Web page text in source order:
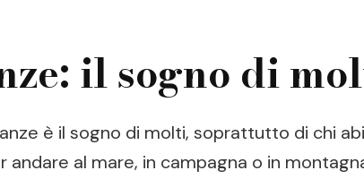
il sogno di
è il sogno di molti, soprattutto di chi
al mare, in campagna o in